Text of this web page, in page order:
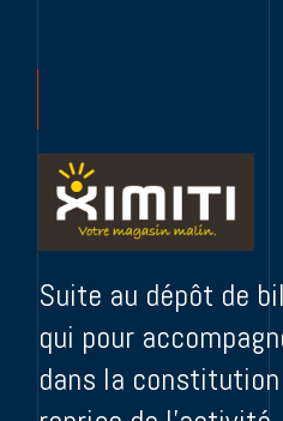
Suite au dépôt de
qui pour
dans la